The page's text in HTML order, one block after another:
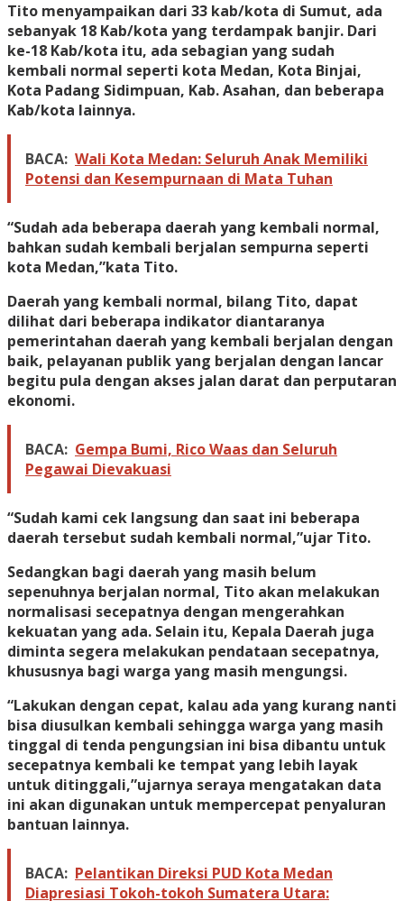
Tito menyampaikan dari 33 kab/kota di Sumut, ada
sebanyak 18 Kab/kota yang terdampak banjir. Dari
ke-18 Kab/kota itu, ada sebagian yang sudah
kembali normal seperti kota Medan, Kota Binjai,
Kota Padang Sidimpuan, Kab. Asahan, dan beberapa
Kab/kota lainnya.
BACA: Wali Kota Medan: Seluruh Anak Memiliki
Potensi dan Kesempurnaan di Mata Tuhan
“Sudah ada beberapa daerah yang kembali normal,
bahkan sudah kembali berjalan sempurna seperti
kota Medan,”kata Tito.
Daerah yang kembali normal, bilang Tito, dapat
dilihat dari beberapa indikator diantaranya
pemerintahan daerah yang kembali berjalan dengan
baik, pelayanan publik yang berjalan dengan lancar
begitu pula dengan akses jalan darat dan perputaran
ekonomi.
BACA: Gempa Bumi, Rico Waas dan Seluruh
Pegawai Dievakuasi
“Sudah kami cek langsung dan saat ini beberapa
daerah tersebut sudah kembali normal,”ujar Tito.
Sedangkan bagi daerah yang masih belum
sepenuhnya berjalan normal, Tito akan melakukan
normalisasi secepatnya dengan mengerahkan
kekuatan yang ada. Selain itu, Kepala Daerah juga
diminta segera melakukan pendataan secepatnya,
khususnya bagi warga yang masih mengungsi.
“Lakukan dengan cepat, kalau ada yang kurang nanti
bisa diusulkan kembali sehingga warga yang masih
tinggal di tenda pengungsian ini bisa dibantu untuk
secepatnya kembali ke tempat yang lebih layak
untuk ditinggali,”ujarnya seraya mengatakan data
ini akan digunakan untuk mempercepat penyaluran
bantuan lainnya.
BACA: Pelantikan Direksi PUD Kota Medan
Diapresiasi Tokoh-tokoh Sumatera Utara: